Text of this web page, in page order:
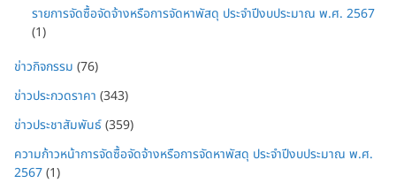
รายการจัดซื้อจัดจ้างหรือการจัดหาพัสดุ ประจำปีงบประมาณ พ.ศ. 2567
(1)
ข่าวกิจกรรม (76)
ข่าวประกวดราคา (343)
ข่าวประชาสัมพันธ์(359)
ความก้าวหน้าการจัดซื้อจัดจ้างหรือการจัดหาพัสดุ ประจำปีงบประมาณ พ.ศ.
2567(1)